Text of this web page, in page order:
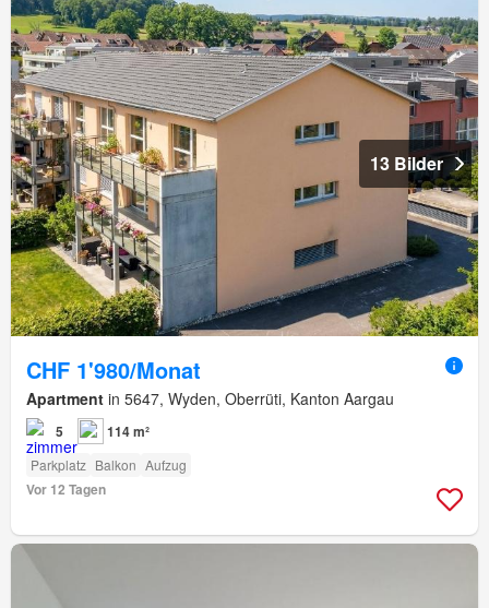
13 Bilder
CHF 1'980/Monat
Apartment in 5647, Wyden, Oberrüti, Kanton Aargau
5 114 m²
Parkplatz Balkon Aufzug
Vor 12 Tagen